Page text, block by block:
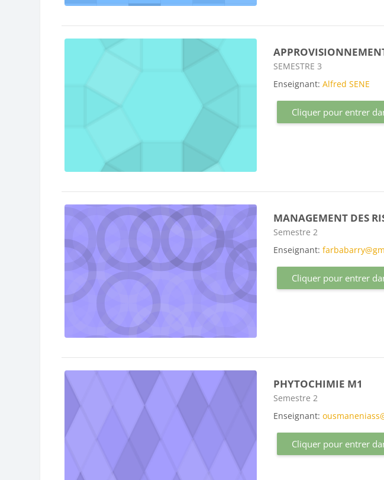
Catégorie de cours
SEMESTRE 3
Enseignant:Alfred SENE
Cliquer pour entrer
MANAGEMENT DES
Catégorie de cours
Semestre 2
Enseignant:
Cliquer pour entrer
PHYTOCHIMIE M1
Catégorie de cours
Semestre 2
Enseignant:
Cliquer pour entrer